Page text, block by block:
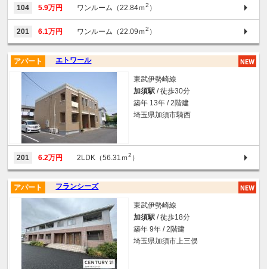
104 5.9万円 ワンルーム（22.84ｍ2 ）
201 6.1万円 ワンルーム（22.09ｍ2 ）
エトワール
アパート
東武伊勢崎線
加須駅 / 徒歩30分
築年 13年 / 2階建
埼玉県加須市騎西
201 6.2万円 2LDK（56.31ｍ2 ）
フランシーズ
アパート
東武伊勢崎線
加須駅 / 徒歩18分
築年 9年 / 2階建
埼玉県加須市上三俣